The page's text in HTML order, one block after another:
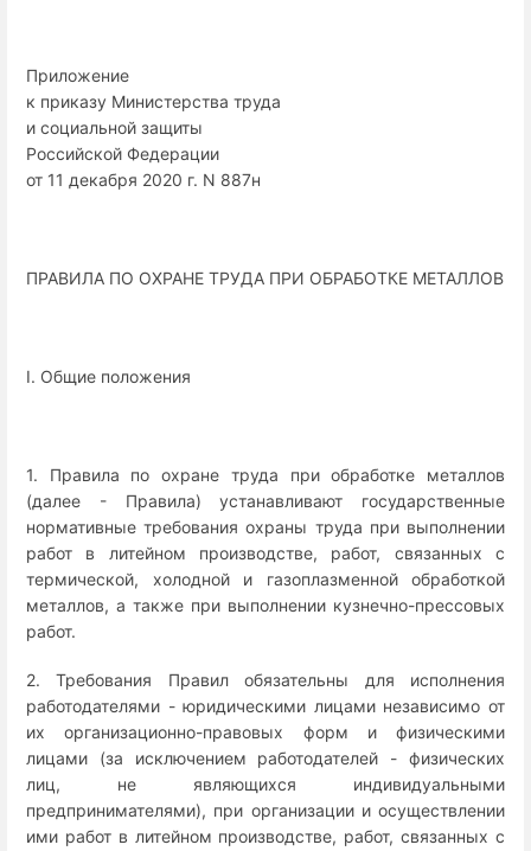
Приложение
к приказу Министерства труда
и социальной защиты
Российской Федерации
от 11 декабря 2020 г. N 887н
ПРАВИЛА ПО ОХРАНЕ ТРУДА ПРИ ОБРАБОТКЕ МЕТАЛЛОВ
I. Общие положения
1. Правила по охране труда при обработке металлов
(далее - Правила) устанавливают государственные
нормативные требования охраны труда при выполнении
работ в литейном производстве, работ, связанных с
термической, холодной и газоплазменной обработкой
металлов, а также при выполнении кузнечно-прессовых
работ.
2. Требования Правил обязательны для исполнения
работодателями - юридическими лицами независимо от
их организационно-правовых форм и физическими
лицами (за исключением работодателей - физических
лиц, не являющихся индивидуальными
предпринимателями), при организации и осуществлении
ими работ в литейном производстве, работ, связанных с